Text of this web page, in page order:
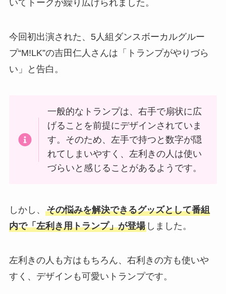
いてトークが繰り広げられました。
今回初出演された、5人組ダンスボーカルグルー
プ“M!LK”の吉田仁人さんは「トランプがやりづら
い」と告白。
一般的なトランプは、右手で扇状に広
げることを前提にデザインされていま
す。そのため、左手で持つと数字が隠
れてしまいやすく、左利きの人は使い
づらいと感じることがあるようです。
しかし、 その悩みを解決できるグッズとして番組
内で「左利き用トランプ」が登場しました。
左利きの人も方はもちろん、右利きの方も使いや
すく、デザインも可愛いトランプです。